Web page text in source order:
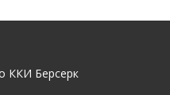
ККИ Берсерк